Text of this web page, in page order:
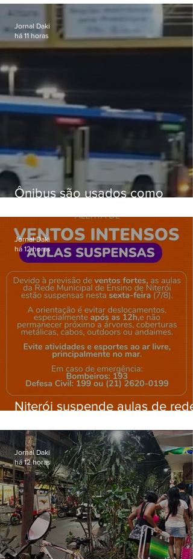
passagens
Ônibus são usados como
Gardênia Azul
Jornal Daki
há 11 horas
Niterói suspende aulas de rede
ventos fortes nesta sexta (7)
Jornal Daki
há 12 horas
Jornal Daki
há 12 horas